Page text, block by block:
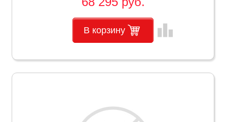
В корзину leaderboard